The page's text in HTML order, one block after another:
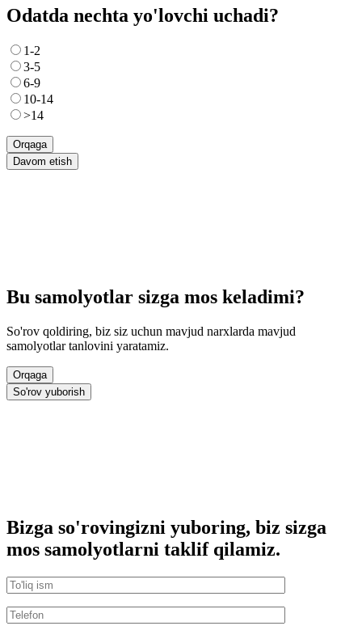
Odatda nechta yo'lovchi uchadi?
1-2
3-5
6-9
10-14
>14
Orqaga
Davom etish
Bu samolyotlar sizga mos keladimi?
So'rov qoldiring, biz siz uchun mavjud narxlarda mavjud
samolyotlar tanlovini yaratamiz.
Orqaga
So'rov yuborish
Bizga so'rovingizni yuboring, biz sizga
mos samolyotlarni taklif qilamiz.